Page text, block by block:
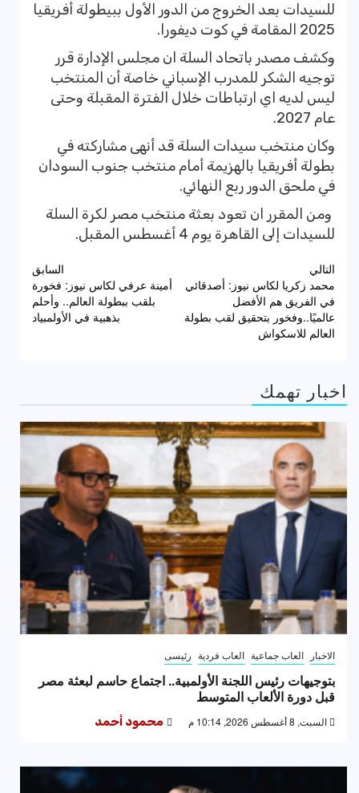
للسيدات بعد الخروج من الدور الأول ببيطولة أفريقيا
2025 المقامة في كوت ديفورا.
وكشف مصدر باتحاد السلة ان مجلس الإدارة قرر
توجيه الشكر للمدرب الإسباني خاصة أن المنتخب
ليس لديه اي ارتباطات خلال الفترة المقبلة وحتى
عام 2027.
وكان منتخب سيدات السلة قد أنهى مشاركته في
بطولة أفريقيا بالهزيمة أمام منتخب جنوب السودان
في ملحق الدور ربع النهائي.
ومن المقرر ان تعود بعثة منتخب مصر لكرة السلة
للسيدات إلى القاهرة يوم 4 أغسطس المقبل.
تصفّح
المقالات
السابق
أمينة عرفي لكاس نيوز: فخورة
بلقب ببطولة العالم.. وأحلم
بذهبية في الأولمبياد
التالي
محمد زكريا لكاس نيوز: أصدقائي
في الفريق هم الأفضل
عالميًا..وفخور بتحقيق لقب بطولة
العالم للاسكواش
اخبار تهمك
الاخبار العاب جماعية العاب فردية رئيسى
بتوجيهات رئيس اللجنة الأولمبية.. اجتماع حاسم لبعثة مصر
قبل دورة الألعاب المتوسط
السبت, 8 أغسطس 2026, 10:14 م محمود أحمد